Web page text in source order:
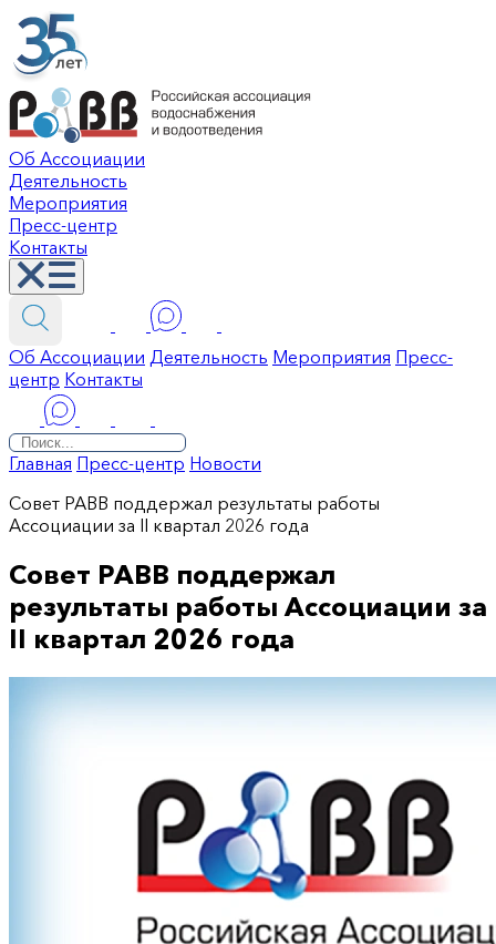
Об Ассоциации
Деятельность
Мероприятия
Пресс-центр
Контакты
Об Ассоциации Деятельность Мероприятия Пресс-
центр Контакты
Главная Пресс-центр Новости
Совет РАВВ поддержал результаты работы
Ассоциации за II квартал 2026 года
Совет РАВВ поддержал
результаты работы Ассоциации за
II квартал 2026 года